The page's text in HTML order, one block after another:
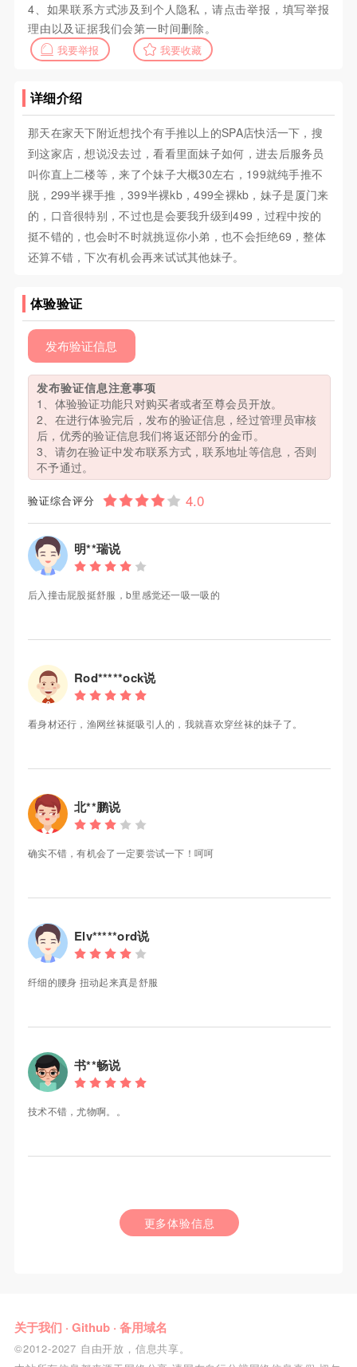
4、如果联系方式涉及到个人隐私，请点击举报，填写举报
理由以及证据我们会第一时间删除。
我要举报 我要收藏
详细介绍
那天在家天下附近想找个有手推以上的SPA店快活一下，搜
到这家店，想说没去过，看看里面妹子如何，进去后服务员
叫你直上二楼等，来了个妹子大概30左右，199就纯手推不
脱，299半裸手推，399半裸kb，499全裸kb，妹子是厦门来
的，口音很特别，不过也是会要我升级到499，过程中按的
挺不错的，也会时不时就挑逗你小弟，也不会拒绝69，整体
还算不错，下次有机会再来试试其他妹子。
体验验证
发布验证信息
发布验证信息注意事项
1、体验验证功能只对购买者或者至尊会员开放。
2、在进行体验完后，发布的验证信息，经过管理员审核
后，优秀的验证信息我们将返还部分的金币。
3、请勿在验证中发布联系方式，联系地址等信息，否则
不予通过。
验证综合评分
明**瑞说
后入撞击屁股挺舒服，b里感觉还一吸一吸的
Rod*****ock说
看身材还行，渔网丝袜挺吸引人的，我就喜欢穿丝袜的妹子了。
北**鹏说
确实不错，有机会了一定要尝试一下！呵呵
Elv*****ord说
纤细的腰身 扭动起来真是舒服
书**畅说
技术不错，尤物啊。。
更多体验信息
关于我们 · Github· 备用域名
©2012-2027 自由开放，信息共享。